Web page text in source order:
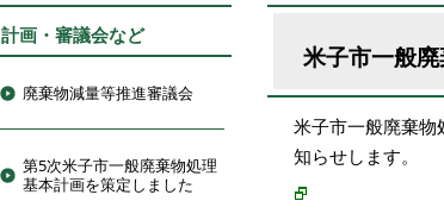
計画・審議会など
廃棄物減量等推進審議会
第5次米子市一般廃棄物処理
基本計画を策定しました
米子市一般
米子市一般廃棄物
知らせします。